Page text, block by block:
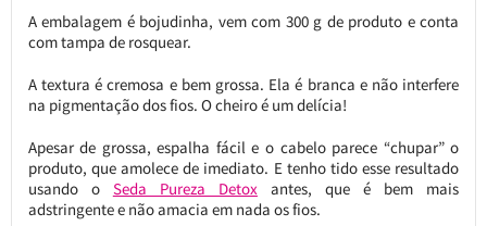
A embalagem é bojudinha, vem com 300 g de produto e conta
com tampa de rosquear.
A textura é cremosa e bem grossa. Ela é branca e não interfere
na pigmentação dos fios. O cheiro é um delícia!
Apesar de grossa, espalha fácil e o cabelo parece “chupar” o
produto, que amolece de imediato. E tenho tido esse resultado
usando o Seda Pureza Detoxantes, que é bem mais
adstringente e não amacia em nada os fios.